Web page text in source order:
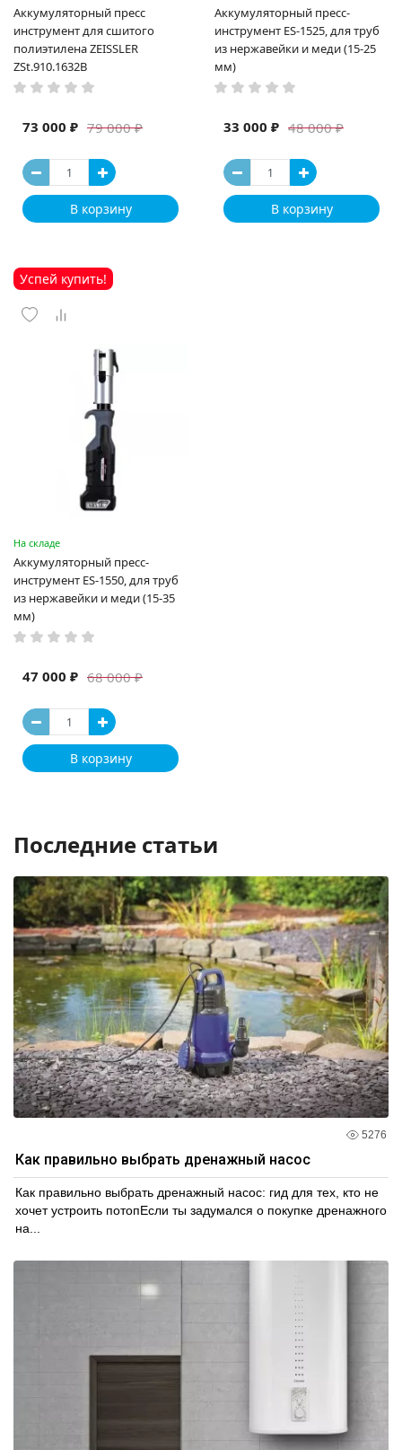
Аккумуляторный пресс
инструмент для сшитого
полиэтилена ZEISSLER
ZSt.910.1632B
79 000 ₽
73 000 ₽
В корзину
Аккумуляторный пресс-
инструмент ES-1525, для труб
из нержавейки и меди (15-25
мм)
48 000 ₽
33 000 ₽
В корзину
Успей купить!
На складе
Аккумуляторный пресс-
инструмент ES-1550, для труб
из нержавейки и меди (15-35
мм)
68 000 ₽
47 000 ₽
В корзину
Последние статьи
5276
Как правильно выбрать дренажный насос
Как правильно выбрать дренажный насос: гид для тех, кто не
хочет устроить потопЕсли ты задумался о покупке дренажного
на...